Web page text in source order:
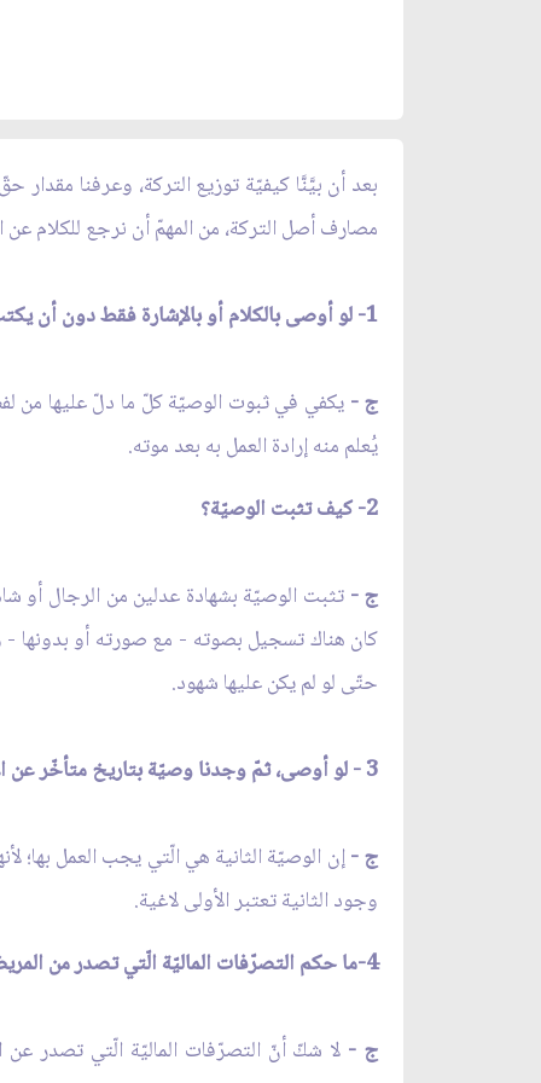
بعد أن بيَّنَّا كيفيّة توزيع التركة، وعرفنا
مصارف أصل التركة، من المهمّ أن نرجع للكلام
1- لو أوصى بالكلام أو بالإشارة فقط دون أن يكتب فهل يجب تنفيذ الوصيّة أم لا بدّ من الكتابة؟
ج - يكفي في ثبوت الوصيّة كلّ ما دلّ عليها من
يُعلم منه إرادة العمل به بعد موته.
2- كيف تثبت الوصيّة؟
ج - تثبت الوصيّة بشهادة عدلين من الرجال أو
كان هناك تسجيل بصوته - مع صورته أو بدونها -
حتّى لو لم يكن عليها شهود.
3 - لو أوصى، ثمّ وجدنا وصيّة بتاريخ متأخّر عن الأولى فهل تبطل الأولى ويجب العمل بالمتأخّرة، أم يجب العمل بالسابقة، أم بكليهما ولو عن طريق التبعيض؟
ج -إن الوصيّة الثانية هي الّتي يجب العمل بها؛
وجود الثانية تعتبر الأولى لاغية.
4-ما حكم التصرّفات الماليّة الّتي تصدر من المريض مرضة الموت كالبيع والإجارة والوصيّة والهبة وغيرها من المعاملات الماليّة؟
ج - لا شكّ أنّ التصرّفات الماليّة الّتي تصدر